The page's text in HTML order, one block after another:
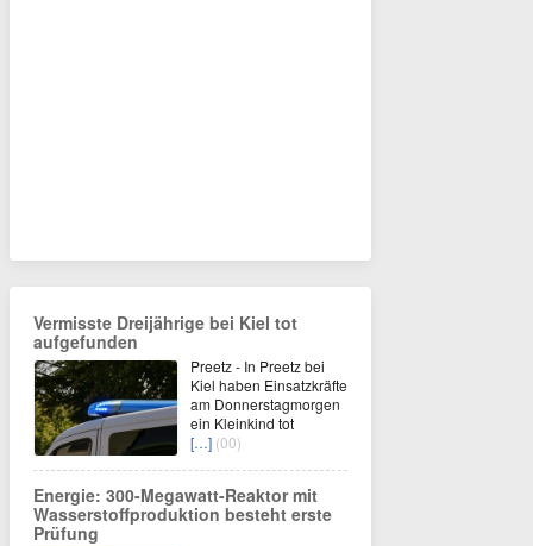
Vermisste Dreijährige bei Kiel tot
aufgefunden
Preetz - In Preetz bei
Kiel haben Einsatzkräfte
am Donnerstagmorgen
ein Kleinkind tot
[…] (00)
Energie: 300-Megawatt-Reaktor mit
Wasserstoffproduktion besteht erste
Prüfung